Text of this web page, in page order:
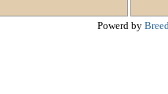
Powerd by